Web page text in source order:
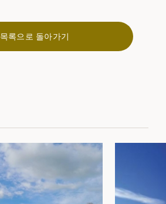
목록으로 돌아가기